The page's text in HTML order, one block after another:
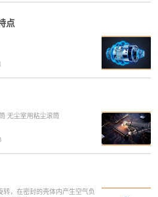
点
板刷
尘滚筒 无尘室用粘尘滚筒
转，在密封的壳体内产生空气负